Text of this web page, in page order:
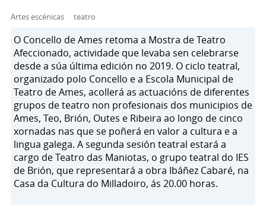
Artes escénicas teatro
O Concello de Ames retoma a Mostra de Teatro
Afeccionado, actividade que levaba sen celebrarse
desde a súa última edición no 2019. O ciclo teatral,
organizado polo Concello e a Escola Municipal de
Teatro de Ames, acollerá as actuacións de diferentes
grupos de teatro non profesionais dos municipios de
Ames, Teo, Brión, Outes e Ribeira ao longo de cinco
xornadas nas que se poñerá en valor a cultura e a
lingua galega. A segunda sesión teatral estará a
cargo de Teatro das Maniotas, o grupo teatral do IES
de Brión, que representará a obra Ibáñez Cabaré, na
Casa da Cultura do Milladoiro, ás 20.00 horas.